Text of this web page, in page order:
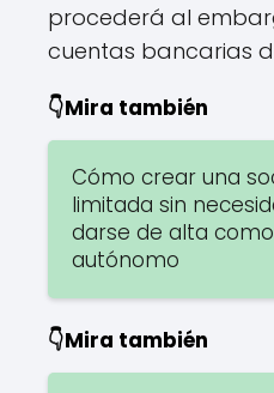
procederá al
cuentas bancarias
👇Mira también
Cómo crear una
limitada sin
darse de alta como
autónomo
👇Mira también